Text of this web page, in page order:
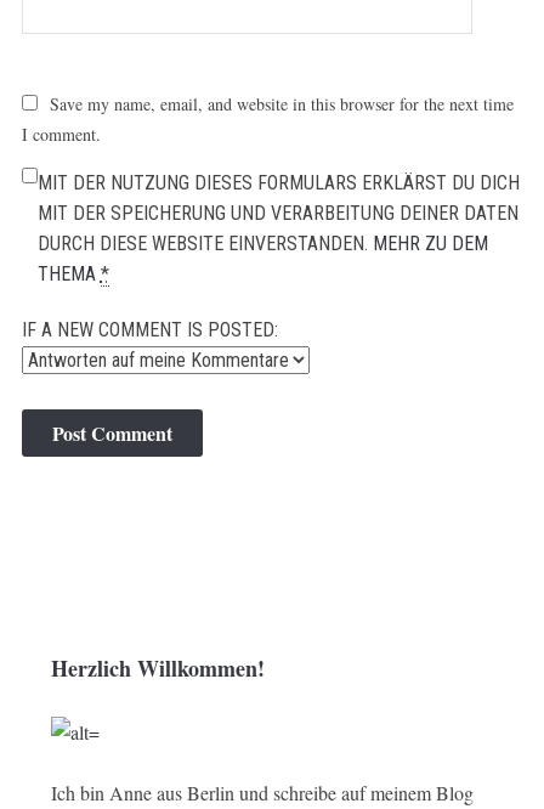
Save my name, email, and website in this browser for the next time
I comment.
MIT DER NUTZUNG DIESES FORMULARS ERKLÄRST DU DICH
MIT DER SPEICHERUNG UND VERARBEITUNG DEINER DATEN
DURCH DIESE WEBSITE EINVERSTANDEN. MEHR ZU DEM
THEMA *
IF A NEW COMMENT IS POSTED:
Herzlich Willkommen!
Ich bin Anne aus Berlin und schreibe auf meinem Blog